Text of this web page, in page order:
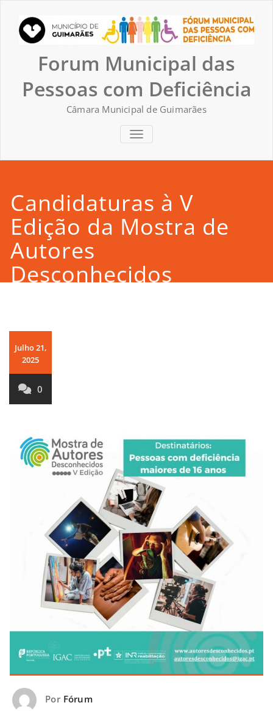
content
Forum Municipal das
Pessoas com Deficiência
Câmara Municipal de Guimarães
TOGGLE NAVIGATION
Candidaturas à V
Edição da Mostra de
Autores
Desconhecidos
Julho 21,
2025
0
Por Fórum